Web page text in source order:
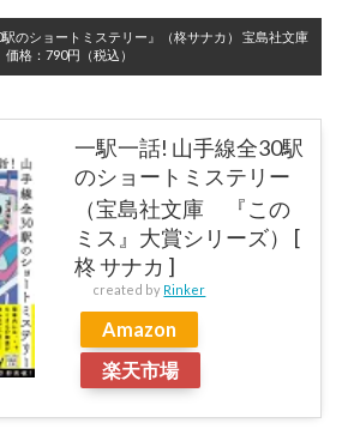
のショートミステリー』 （柊サナカ）
宝島社文庫
価格： 790円（税込）
一駅一話! 山手線全30駅
のショートミステリー
（宝島社文庫 『この
ミス』大賞シリーズ） [
柊 サナカ ]
created by Rinker
Amazon
楽天市場